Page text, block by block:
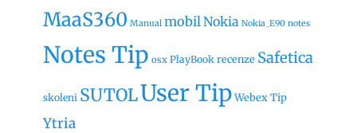
MaaS360 Manual mobil Nokia Nokia_E90 notes
Notes Tip osx PlayBook recenze Safetica
skoleni SUTOLUser TipWebex Tip
Ytria